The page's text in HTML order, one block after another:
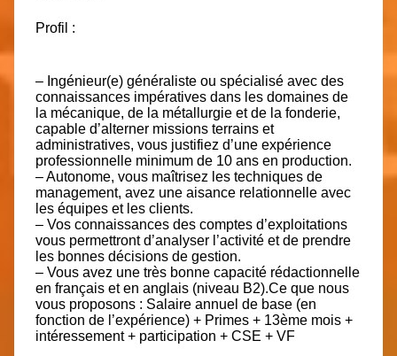
Profil :
– Ingénieur(e) généraliste ou spécialisé avec des
connaissances impératives dans les domaines de
la mécanique, de la métallurgie et de la fonderie,
capable d’alterner missions terrains et
administratives, vous justifiez d’une expérience
professionnelle minimum de 10 ans en production.
– Autonome, vous maîtrisez les techniques de
management, avez une aisance relationnelle avec
les équipes et les clients.
– Vos connaissances des comptes d’exploitations
vous permettront d’analyser l’activité et de prendre
les bonnes décisions de gestion.
– Vous avez une très bonne capacité rédactionnelle
en français et en anglais (niveau B2).Ce que nous
vous proposons : Salaire annuel de base (en
fonction de l’expérience) + Primes + 13ème mois +
intéressement + participation + CSE + VF